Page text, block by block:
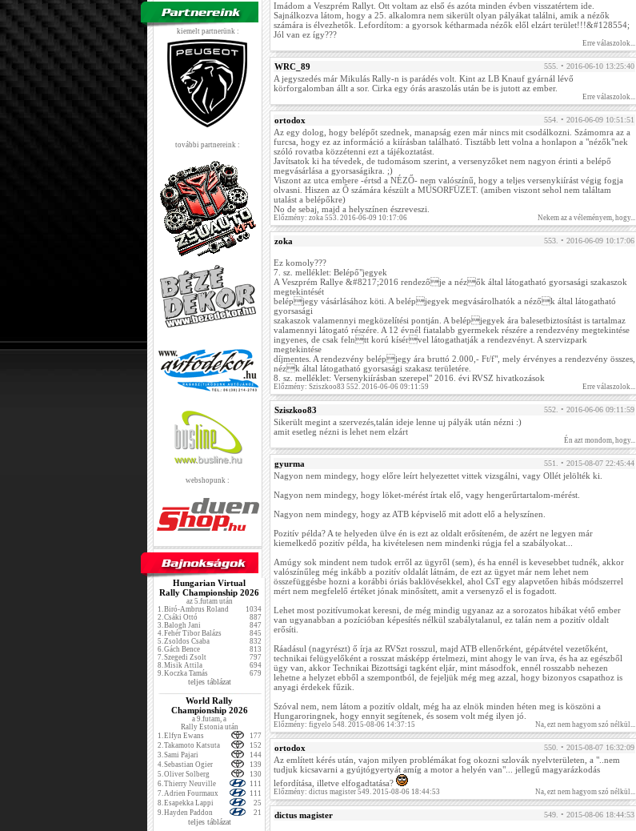
kiemelt partnerünk :
további partnereink :
webshopunk :
Hungarian Virtual
Rally Championship 2026
az 5.futam után
1.Biró-Ambrus Roland
1034
2.Csáki Ottó
887
3.Balogh Jani
847
4.Fehér Tibor Balázs
845
5.Zsoldos Csaba
832
6.Gách Bence
813
7.Szegedi Zsolt
797
8.Misik Attila
694
9.Koczka Tamás 679
teljes táblázat
World Rally
Championship 2026
a 9.futam, a
Rally Estonia után
1.Elfyn Ewans
177
2.Takamoto Katsuta
152
3.Sami Pajari
144
4.Sebastian Ogier
139
5.Oliver Solberg
130
6.Thierry Neuville
111
7.Adrien Fourmaux
111
8.Esapekka Lappi
25
9.Hayden Paddon 21
teljes táblázat
Imádom a Veszprém Rallyt. Ott voltam az első és azóta minden évben visszatértem ide.
Sajnálkozva látom, hogy a 25. alkalomra nem sikerült olyan pályákat találni, amik a nézők
számára is élvezhetők. Lefordítom: a gyorsok kétharmada nézők elől elzárt terület!!!&#128554;
Jól van ez így???
Erre válaszolok...
WRC_89 555. • 2016-06-10 13:25:40
A jegyszedés már Mikulás Rally-n is parádés volt. Kint az LB Knauf gyárnál lévő
körforgalomban állt a sor. Cirka egy órás araszolás után be is jutott az ember.
Erre válaszolok...
ortodox 554. • 2016-06-09 10:51:51
Az egy dolog, hogy belépőt szednek, manapság ezen már nincs mit csodálkozni. Számomra az a
furcsa, hogy ez az információ a kiírásban található. Tisztább lett volna a honlapon a "nézők"nek
szóló rovatba közzétenni ezt a tájékoztatást.
Javítsatok ki ha tévedek, de tudomásom szerint, a versenyzőket nem nagyon érinti a belépő
megvásárlása a gyorsaságikra. ;)
Viszont az utca embere -értsd a NÉZŐ- nem valószínű, hogy a teljes versenykiírást végig fogja
olvasni. Hiszen az Ő számára készült a MŰSORFÜZET. (amiben viszont sehol nem találtam
utalást a belépőkre)
No de sebaj, majd a helyszínen észreveszi.
Előzmény: zoka 553. 2016-06-09 10:17:06 Nekem az a véleményem, hogy...
zoka 553. • 2016-06-09 10:17:06
Ez komoly???
7. sz. melléklet: Belépő"jegyek
A Veszprém Rallye &#8217;2016 rendezője a nézők által látogatható gyorsasági szakaszok
megtekintését
belépjegy vásárlásához köti. A belépjegyek megvásárolhatók a nézők által látogatható
gyorsasági
szakaszok valamennyi megközelítési pontján. A belépjegyek ára balesetbiztosítást is tartalmaz
valamennyi látogató részére. A 12 évnél fiatalabb gyermekek részére a rendezvény megtekintése
ingyenes, de csak felntt korú kísérvel látogathatják a rendezvényt. A szervizpark
megtekintése
díjmentes. A rendezvény belépjegy ára bruttó 2.000,- Ft/f", mely érvényes a rendezvény összes,
nézk által látogatható gyorsasági szakasz területére.
8. sz. melléklet: Versenykiírásban szerepel" 2016. évi RVSZ hivatkozások
Előzmény: Sziszkoo83 552. 2016-06-06 09:11:59 Erre válaszolok...
Sziszkoo83 552. • 2016-06-06 09:11:59
Sikerült megint a szervezés,talán ideje lenne uj pályák után nézni :)
amit esetleg nézni is lehet nem elzárt
Én azt mondom, hogy...
gyurma 551. • 2015-08-07 22:45:44
Nagyon nem mindegy, hogy előre leírt helyezettet vittek vizsgálni, vagy Ollét jelölték ki.
Nagyon nem mindegy, hogy löket-mérést írtak elő, vagy hengerűrtartalom-mérést.
Nagyon nem mindegy, hogy az ATB képviselő mit adott elő a helyszínen.
Pozitív példa? A te helyeden ülve én is ezt az oldalt erősíteném, de azért ne legyen már
kiemelkedő pozitív példa, ha kivételesen nem mindenki rúgja fel a szabályokat...
Amúgy sok mindent nem tudok erről az ügyről (sem), és ha ennél is kevesebbet tudnék, akkor
valószínűleg még inkább a pozitív oldalát látnám, de ezt az ügyet már nem lehet nem
összefüggésbe hozni a korábbi óriás baklövésekkel, ahol CsT egy alapvetően hibás módszerrel
mért nem megfelelő értéket jónak minősített, amit a versenyző el is fogadott.
Lehet most pozitívumokat keresni, de még mindig ugyanaz az a sorozatos hibákat vétő ember
van ugyanabban a pozícióban képesítés nélkül szabálytalanul, ez talán nem a pozitív oldalt
erősíti.
Ráadásul (nagyrészt) ő írja az RVSzt rosszul, majd ATB ellenőrként, gépátvétel vezetőként,
technikai felügyelőként a rosszat másképp értelmezi, mint ahogy le van írva, és ha az egészből
ügy van, akkor Technikai Bizottsági tagként eljár, mint másodfok, ennél rosszabb nehezen
lehetne a helyzet ebből a szempontból, de fejeljük még meg azzal, hogy bizonyos csapathoz is
anyagi érdekek fűzik.
Szóval nem, nem látom a pozitív oldalt, még ha az elnök minden héten meg is köszöni a
Hungaroringnek, hogy ennyit segítenek, és sosem volt még ilyen jó.
Előzmény: figyelo 548. 2015-08-06 14:37:15 Na, ezt nem hagyom szó nélkül...
ortodox 550. • 2015-08-07 16:32:09
Az említett kérés után, vajon milyen problémákat fog okozni szlovák nyelvterületen, a "..nem
tudjuk kicsavarni a gyújtógyertyát amíg a motor a helyén van"... jellegű magyarázkodás
lefordítása, illetve elfogadtatása?
Előzmény: dictus magister 549. 2015-08-06 18:44:53 Na, ezt nem hagyom szó nélkül...
dictus magister 549. • 2015-08-06 18:44:53